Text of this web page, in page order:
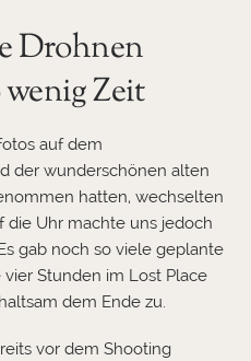
Drohnen
Zeit
auf dem
der wunderschönen alten
hatten, wechselten
die Uhr machte uns jedoch
gab noch so viele geplante
Stunden im Lost Place
dem Ende zu.
vor dem Shooting